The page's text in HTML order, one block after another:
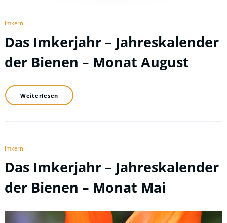
Imkern
Das Imkerjahr – Jahreskalender
der Bienen – Monat August
Weiterlesen
Imkern
Das Imkerjahr – Jahreskalender
der Bienen – Monat Mai